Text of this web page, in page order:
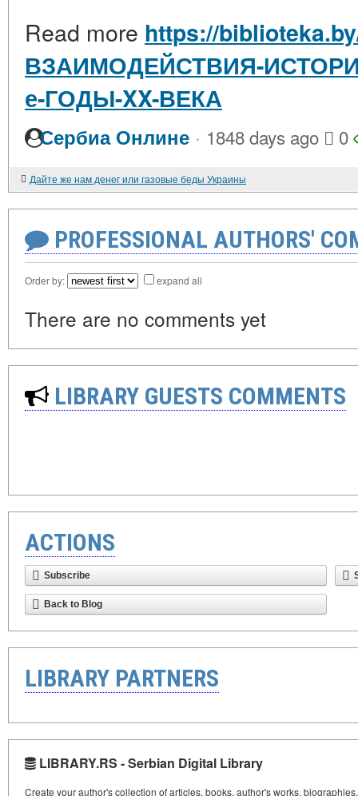
Read more https://
ВЗАИМОДЕЙСТВИЯ-
е-ГОДЫ-XX-ВЕКА
Сербиа Онлине · 1848 days ago 0
Дайте же нам денег или газовые беды Украины
PROFESSIONAL AUTHORS'
Order by: expand all
There are no comments yet
LIBRARY GUESTS COMMENTS
ACTIONS
Subscribe
Back to Blog
LIBRARY PARTNERS
LIBRARY.RS - Serbian Digital Library
Create your author's collection of articles, books, author's works,